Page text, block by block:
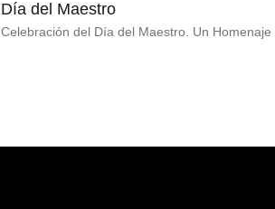
Día del Maestro
Celebración del Día del Maestro. Un